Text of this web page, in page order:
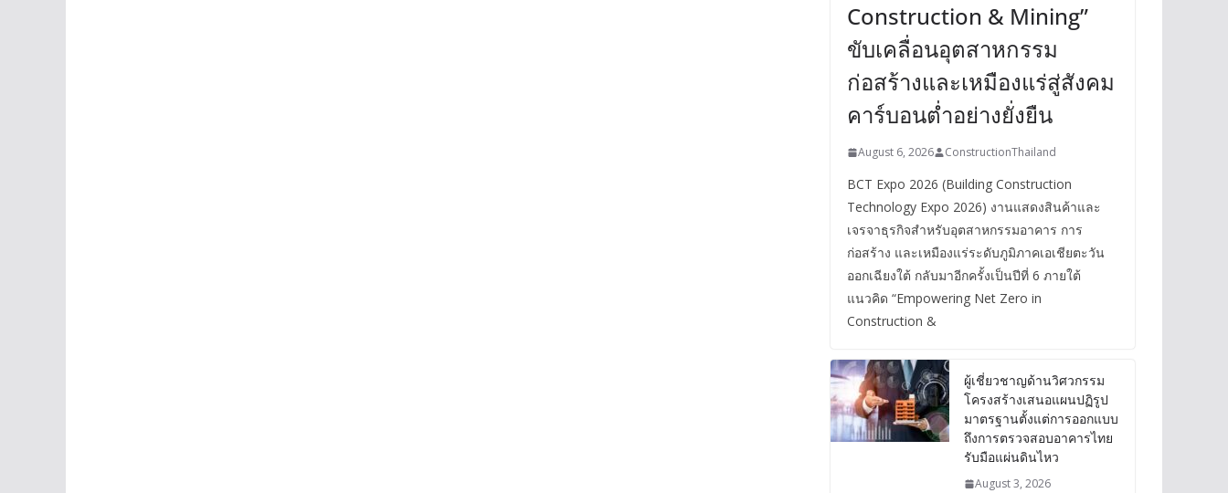
Construction & Mining”
ขับเคลื่อนอุตสาหกรรม
ก่อสร้างและเหมืองแร่สู่สังคม
คาร์บอนต่ำอย่างยั่งยืน
August 6, 2026 ConstructionThailand
BCT Expo 2026 (Building Construction
Technology Expo 2026) งานแสดงสินค้าและ
เจรจาธุรกิจสำหรับอุตสาหกรรมอาคาร การ
ก่อสร้าง และเหมืองแร่ระดับภูมิภาคเอเชียตะวัน
ออกเฉียงใต้ กลับมาอีกครั้งเป็นปีที่ 6 ภายใต้
แนวคิด “Empowering Net Zero in
Construction &
ผู้เชี่ยวชาญด้านวิศวกรรม
โครงสร้างเสนอแผนปฏิรูป
มาตรฐานตั้งแต่การออกแบบ
ถึงการตรวจสอบอาคารไทย
รับมือแผ่นดินไหว
August 3, 2026